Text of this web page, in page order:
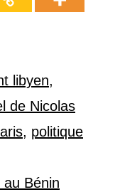
libyen,
de Nicolas
, politique
Bénin